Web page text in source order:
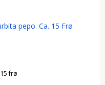
pepo. Ca. 15 Frø
frø